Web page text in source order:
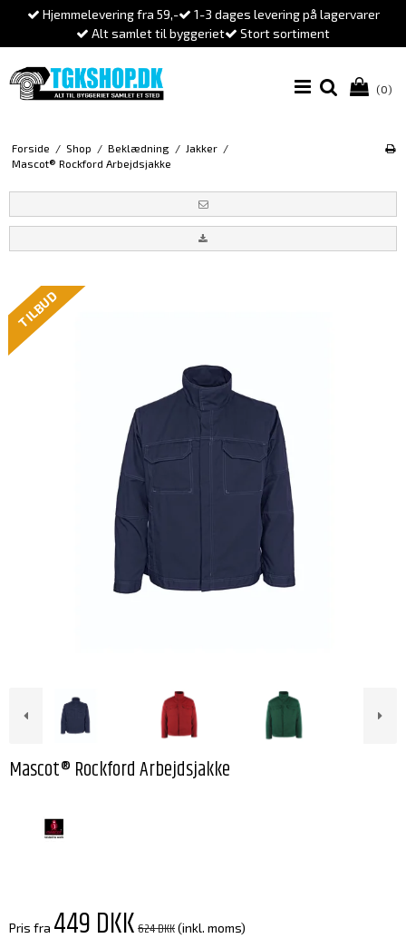
Hjemmelevering fra 59,-
1-3 dages levering på lagervarer
Alt samlet til byggeriet
Stort sortiment
(0)
Forside / Shop / Beklædning / Jakker /
Mascot® Rockford Arbejdsjakke
TILBUD
Mascot® Rockford Arbejdsjakke
Pris fra 449 DKK624 DKK(inkl. moms)